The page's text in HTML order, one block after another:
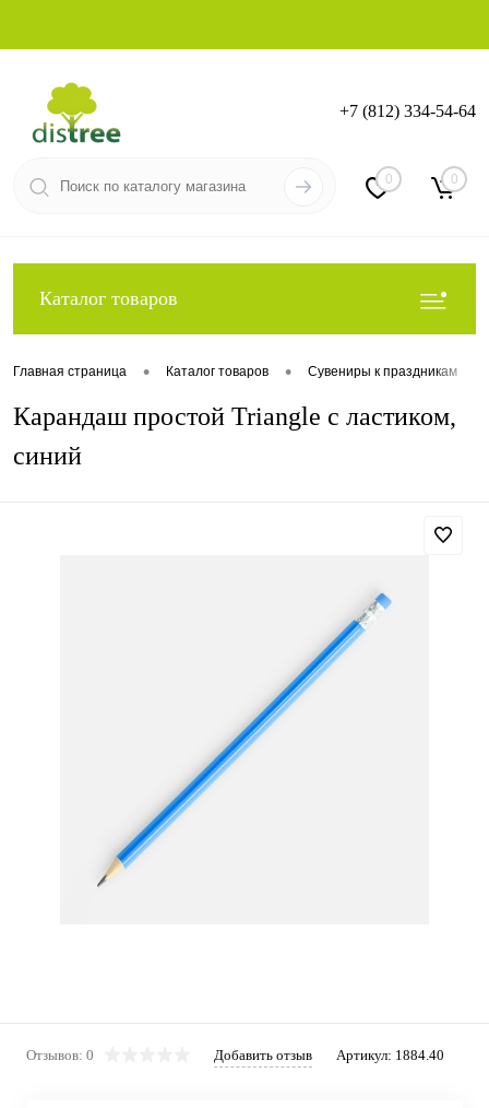
Вход Регистрация
+7 (812) 334-54-64
0 0
Каталог товаров
Главная страница • Каталог товаров • Сувениры к праздникам
Карандаш простой Triangle с ластиком,
синий
Отзывов: 0 Добавить отзыв Артикул: 1884.40